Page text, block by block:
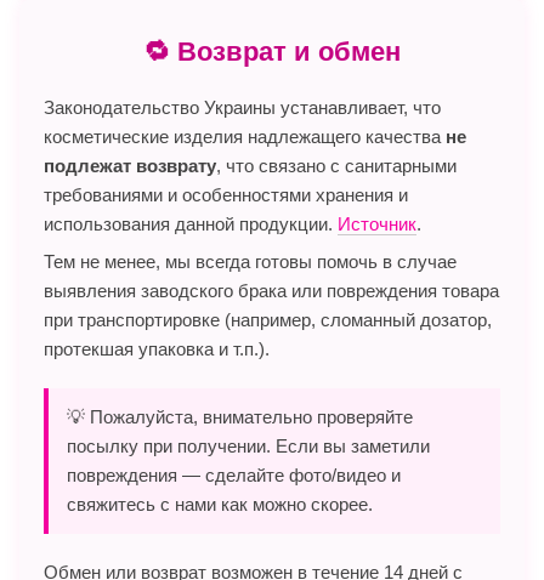
🔁 Возврат и обмен
Законодательство Украины устанавливает, что
косметические изделия надлежащего качества не
подлежат возврату, что связано с санитарными
требованиями и особенностями хранения и
использования данной продукции. Источник.
Тем не менее, мы всегда готовы помочь в случае
выявления заводского брака или повреждения товара
при транспортировке (например, сломанный дозатор,
протекшая упаковка и т.п.).
💡 Пожалуйста, внимательно проверяйте
посылку при получении. Если вы заметили
повреждения — сделайте фото/видео и
свяжитесь с нами как можно скорее.
Обмен или возврат возможен в течение 14 дней с